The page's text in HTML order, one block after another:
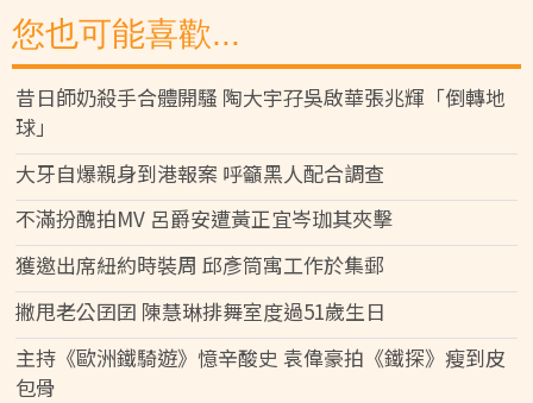
您也可能喜歡...
昔日師奶殺手合體開騷 陶大宇孖吳啟華張兆輝「倒轉地
球」
大牙自爆親身到港報案 呼籲黑人配合調查
不滿扮醜拍MV 呂爵安遭黃正宜岑珈其夾擊
獲邀出席紐約時裝周 邱彥筒寓工作於集郵
撇甩老公囝囝 陳慧琳排舞室度過51歲生日
主持《歐洲鐵騎遊》憶辛酸史 袁偉豪拍《鐵探》瘦到皮
包骨